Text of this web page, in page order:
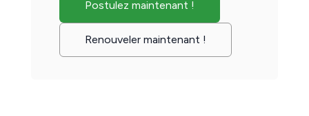
Postulez maintenant !
Renouveler maintenant !